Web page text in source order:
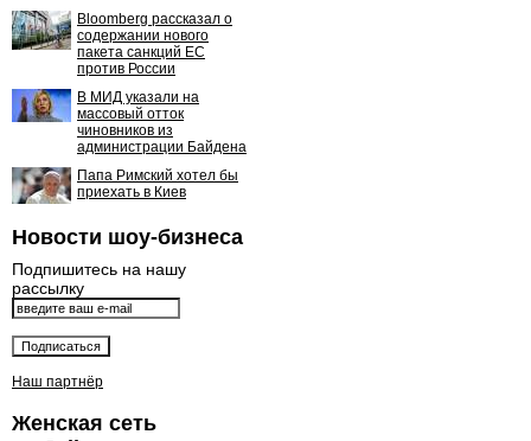
Bloomberg рассказал о
содержании нового
пакета санкций ЕС
против России
В МИД указали на
массовый отток
чиновников из
администрации Байдена
Папа Римский хотел бы
приехать в Киев
Новости шоу-бизнеса
Подпишитесь на нашу
рассылку
Наш партнёр
Женская сеть